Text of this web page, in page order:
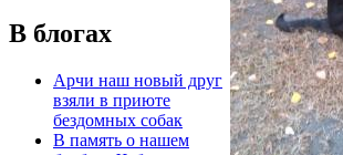
В блогах
Арчи наш новый друг
взяли в приюте
бездомных собак
В память о нашем